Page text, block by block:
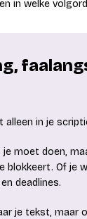
in welke
in je
moet doen,
blokkeert. Of je
deadlines.
je tekst, maar